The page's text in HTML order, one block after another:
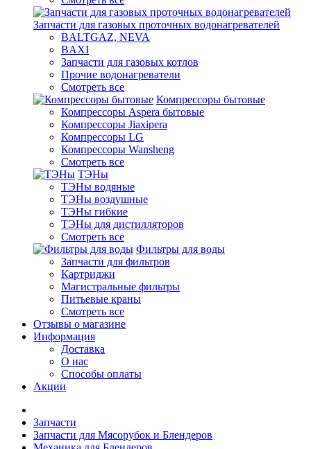
Запчасти для газовых проточных водонагревателей
BALTGAZ, NEVA
BAXI
Запчасти для газовых котлов
Прочие водонагреватели
Смотреть все
Компрессоры бытовые
Компрессоры Aspera бытовые
Компрессоры Jiaxipera
Компрессоры LG
Компрессоры Wansheng
Смотреть все
ТЭНы
ТЭНы водяные
ТЭНы воздушные
ТЭНы гибкие
ТЭНы для дистилляторов
Смотреть все
Фильтры для воды
Запчасти для фильтров
Картриджи
Магистральные фильтры
Питьевые краны
Смотреть все
Отзывы о магазине
Информация
Доставка
О нас
Способы оплаты
Акции
Запчасти
Запчасти для Мясорубок и Блендеров